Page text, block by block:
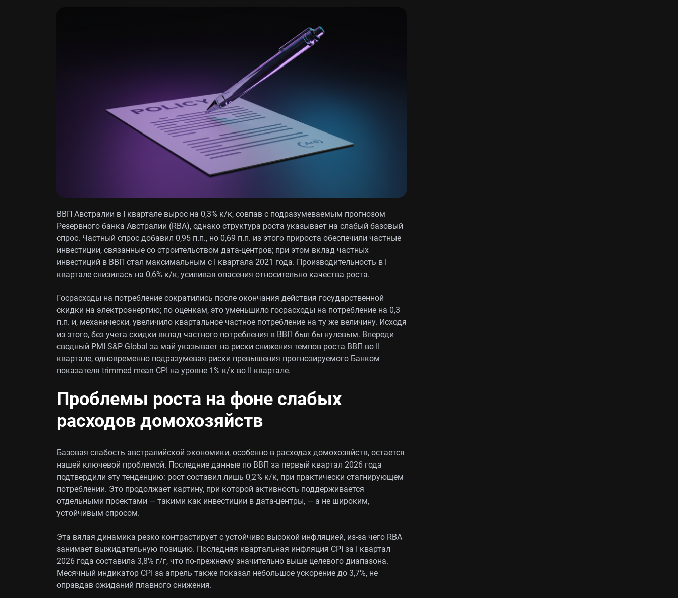
ВВП Австралии в I квартале вырос на 0,3% к/к, совпав с подразумеваемым прогнозом
Резервного банка Австралии (RBA), однако структура роста указывает на слабый базовый
спрос. Частный спрос добавил 0,95 п.п., но 0,69 п.п. из этого прироста обеспечили частные
инвестиции, связанные со строительством дата-центров; при этом вклад частных
инвестиций в ВВП стал максимальным с I квартала 2021 года. Производительность в I
квартале снизилась на 0,6% к/к, усиливая опасения относительно качества роста.
Госрасходы на потребление сократились после окончания действия государственной
скидки на электроэнергию; по оценкам, это уменьшило госрасходы на потребление на 0,3
п.п. и, механически, увеличило квартальное частное потребление на ту же величину. Исходя
из этого, без учета скидки вклад частного потребления в ВВП был бы нулевым. Впереди
сводный PMI S&P Global за май указывает на риски снижения темпов роста ВВП во II
квартале, одновременно подразумевая риски превышения прогнозируемого Банком
показателя trimmed mean CPI на уровне 1% к/к во II квартале.
Проблемы роста на фоне слабых
расходов домохозяйств
Базовая слабость австралийской экономики, особенно в расходах домохозяйств, остается
нашей ключевой проблемой. Последние данные по ВВП за первый квартал 2026 года
подтвердили эту тенденцию: рост составил лишь 0,2% к/к, при практически стагнирующем
потреблении. Это продолжает картину, при которой активность поддерживается
отдельными проектами — такими как инвестиции в дата-центры, — а не широким,
устойчивым спросом.
Эта вялая динамика резко контрастирует с устойчиво высокой инфляцией, из-за чего RBA
занимает выжидательную позицию. Последняя квартальная инфляция CPI за I квартал
2026 года составила 3,8% г/г, что по-прежнему значительно выше целевого диапазона.
Месячный индикатор CPI за апрель также показал небольшое ускорение до 3,7%, не
оправдав ожиданий плавного снижения.